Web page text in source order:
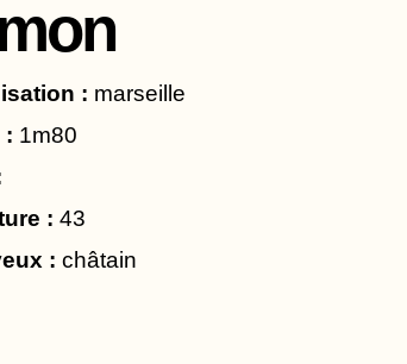
: marseille
: 1m80
: 43
: châtain